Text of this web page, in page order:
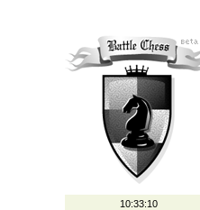
10:33:10